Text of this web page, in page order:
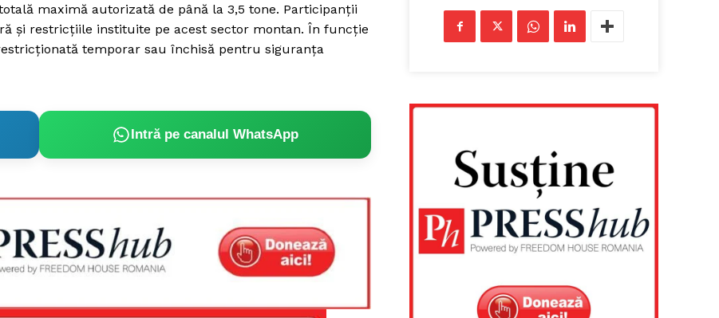
maximă autorizată de până la 3,5 tone. Participanții
și restricțiile instituite pe acest sector montan. În funcție
temporar sau închisă pentru siguranța
Intră pe canalul WhatsApp